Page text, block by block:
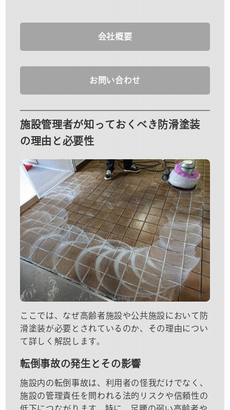
会社概要
お問い合わせ
施設管理者が知っておくべき防滑塗装
の理由と必要性
ここでは、なぜ高齢者施設や公共施設において防
滑塗装が必要とされているのか、その理由につい
て詳しく解説します。
転倒事故の発生とその影響
施設内の転倒事故は、利用者の怪我だけでなく、
施設の管理責任を問われる法的リスクや信頼性の